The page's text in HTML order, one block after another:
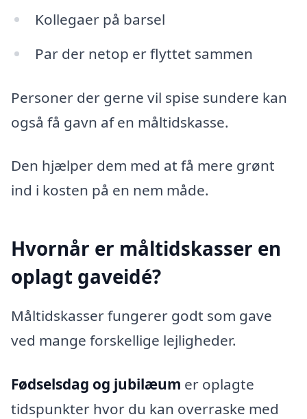
Kollegaer på barsel
Par der netop er flyttet sammen
Personer der gerne vil spise sundere kan
også få gavn af en måltidskasse.
Den hjælper dem med at få mere grønt
ind i kosten på en nem måde.
Hvornår er måltidskasser en
oplagt gaveidé?
Måltidskasser fungerer godt som gave
ved mange forskellige lejligheder.
Fødselsdag og jubilæum er oplagte
tidspunkter hvor du kan overraske med